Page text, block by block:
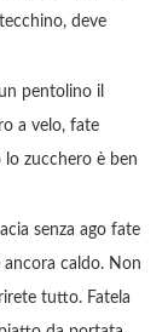
deve
pentolino il
a velo, fate
zucchero è ben
senza ago fate
caldo. Non
tutto. Fatela